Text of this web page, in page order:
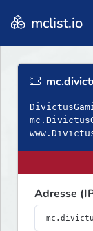
mclist.io
Adresse